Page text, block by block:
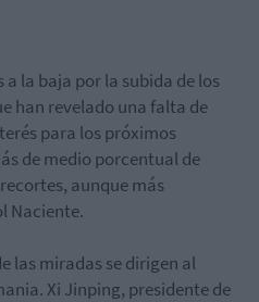
la baja por la subida de los
han revelado una falta de
para los próximos
de medio porcentual de
aunque más
Naciente.
las miradas se dirigen al
Xi Jinping, presidente de